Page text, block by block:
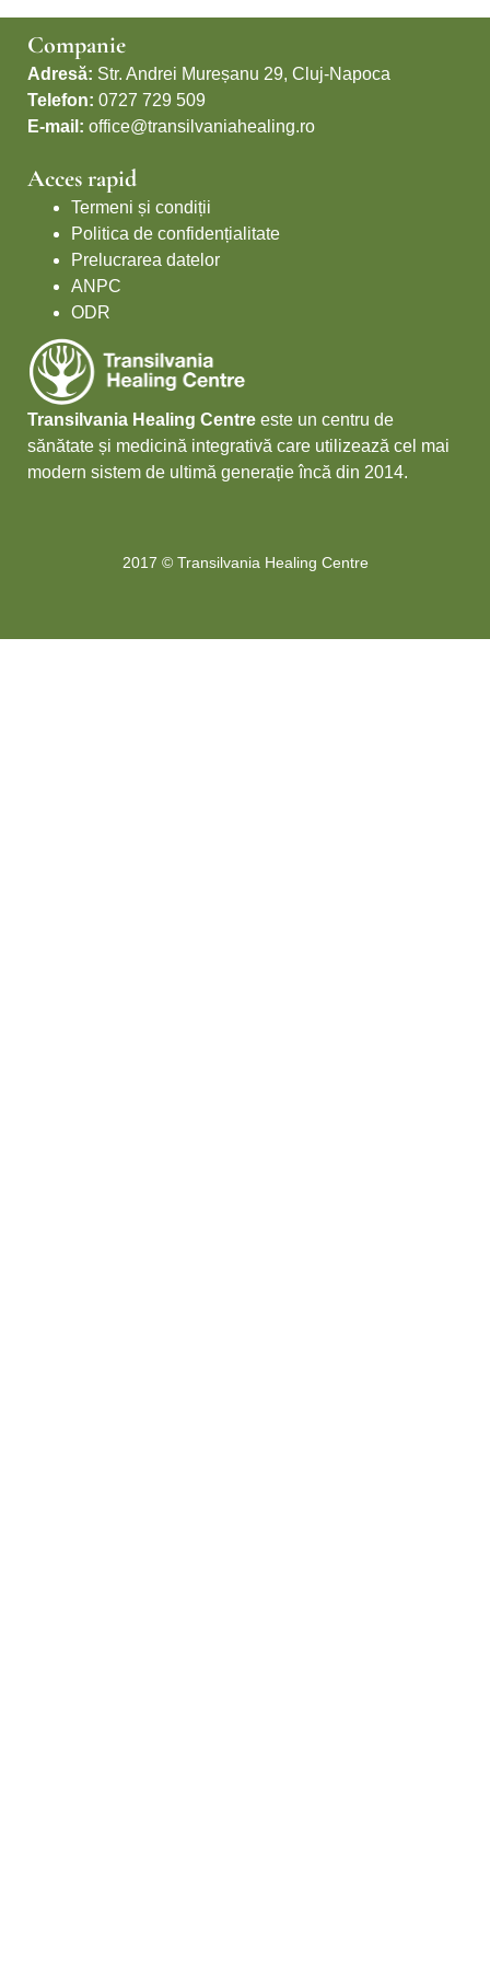
Companie
Adresă: Str. Andrei Mureșanu 29, Cluj-Napoca
Telefon: 0727 729 509
E-mail: office@transilvaniahealing.ro
Acces rapid
Termeni și condiții
Politica de confidențialitate
Prelucrarea datelor
ANPC
ODR
Transilvania Healing Centre este un centru de
sănătate și medicină integrativă care utilizează cel mai
modern sistem de ultimă generație încă din 2014.
2017 © Transilvania Healing Centre